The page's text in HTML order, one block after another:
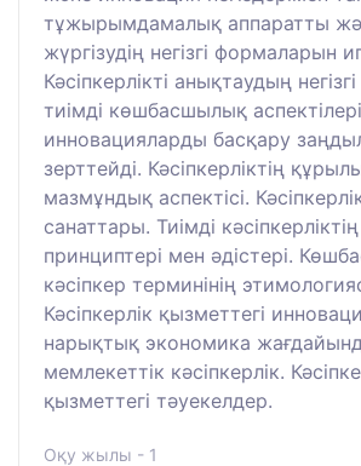
тұжырымдамалық аппаратты
жүргізудің негізгі формаларын
Кәсіпкерлікті анықтаудың
тиімді көшбасшылық
инновацияларды басқару
зерттейді. Кәсіпкерліктің
мазмұндық аспектісі.
санаттары. Тиімді кәсіпкерліктің
принциптері мен әдістері.
кәсіпкер терминінің
Кәсіпкерлік қызметтегі
нарықтық экономика
мемлекеттік кәсіпкерлік.
қызметтегі тәуекелдер.
Оқу жылы - 1